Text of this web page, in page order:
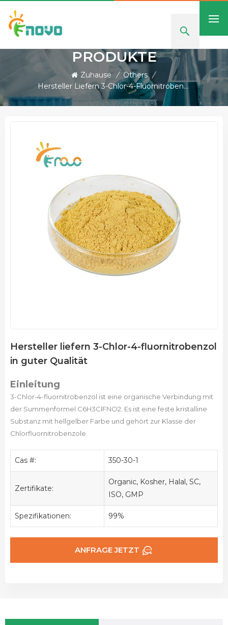
PRODUKTE
Zuhause / Others /
Hersteller Liefern 3-Chlor-4-Fluornitrobenzol In Guter Qualität
Hersteller liefern 3-Chlor-4-fluornitrobenzol
in guter Qualität
Einleitung
3-Chlor-4-fluornitrobenzol ist eine organische Verbindung mit
der Summenformel C6H3ClFNO2. Es ist eine feste kristalline
Substanz mit hellgelber Farbe und gehört zur Klasse der
Chlorfluornitrobenzole.
Cas #: 350-30-1
Zertifikate:
Organic, Kosher, Halal, SC,
ISO, GMP
Spezifikationen: 99%
ANFRAGE JETZT